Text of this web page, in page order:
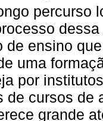
percurso
de ensino
uma
por
de cursos
grande